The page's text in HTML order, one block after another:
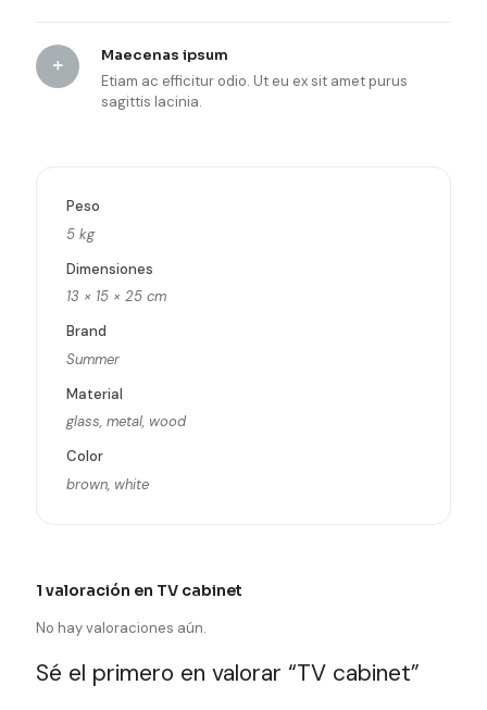
Maecenas ipsum
Etiam ac efficitur odio. Ut eu ex sit amet purus
sagittis lacinia.
Peso
5 kg
Dimensiones
13 × 15 × 25 cm
Brand
Summer
Material
glass, metal, wood
Color
brown, white
1 valoración en TV cabinet
No hay valoraciones aún.
Sé el primero en valorar “TV cabinet”